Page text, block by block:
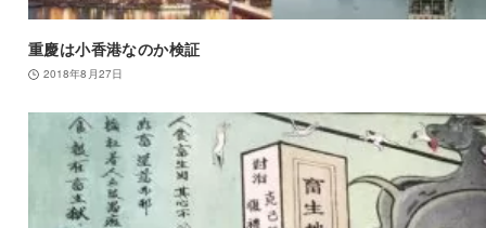
重慶は小香港なのか検証
2018年8月27日